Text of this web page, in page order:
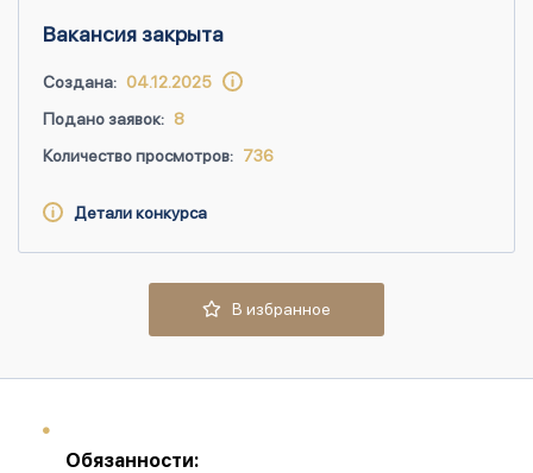
Вакансия закрыта
Создана: 04.12.2025
Подано заявок: 8
Количество просмотров: 736
Детали конкурса
В избранное
Обязанности: